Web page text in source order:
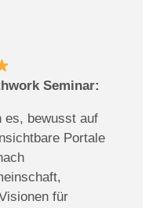
Seminar:
es, bewusst auf
Portale
für